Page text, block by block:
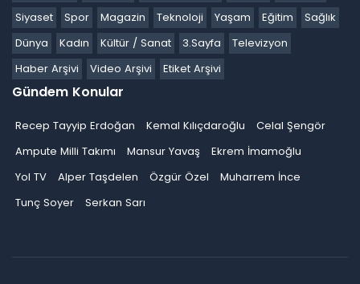
Siyaset
Spor Magazin Teknoloji Yaşam Eğitim
Sağlık
Dünya
Kadın Kültür / Sanat 3.Sayfa
Televizyon
Haber Arşivi
Video Arşivi Etiket Arşivi
Gündem Konular
Recep Tayyip Erdoğan Kemal Kılıçdaroğlu
Celal Şengör
Ampute Milli Takımı
Mansur Yavaş
Ekrem İmamoğlu
Yol TV
Alper Taşdelen Özgür Özel
Muharrem İnce
Tunç Soyer
Serkan Sarı